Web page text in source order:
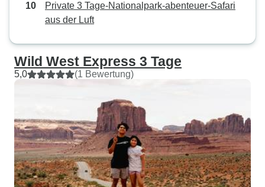
Private 3 Tage-Nationalpark-abenteuer-Safari
aus der Luft
Wild West Express 3 Tage
5,0 (1 Bewertung)